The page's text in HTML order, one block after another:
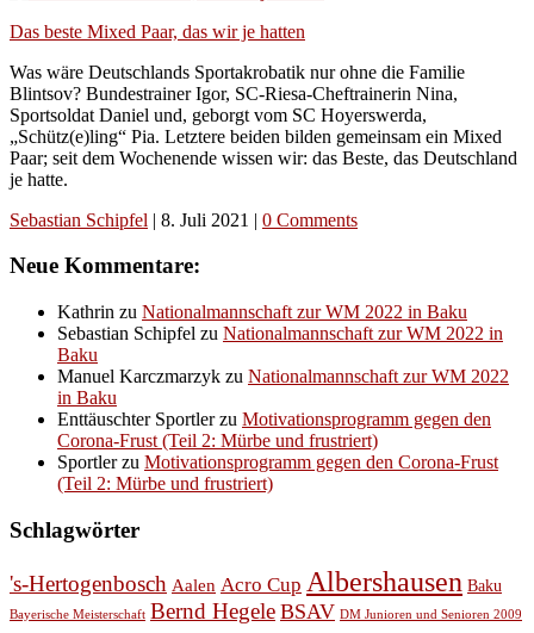
Das beste Mixed Paar, das wir je hatten
Was wäre Deutschlands Sportakrobatik nur ohne die Familie
Blintsov? Bundestrainer Igor, SC-Riesa-Cheftrainerin Nina,
Sportsoldat Daniel und, geborgt vom SC Hoyerswerda,
„Schütz(e)ling“ Pia. Letztere beiden bilden gemeinsam ein Mixed
Paar; seit dem Wochenende wissen wir: das Beste, das Deutschland
je hatte.
Sebastian Schipfel | 8. Juli 2021 | 0 Comments
Neue Kommentare:
Kathrin zu Nationalmannschaft zur WM 2022 in Baku
Sebastian Schipfel zu Nationalmannschaft zur WM 2022 in
Baku
Manuel Karczmarzyk zu Nationalmannschaft zur WM 2022
in Baku
Enttäuschter Sportlerzu Motivationsprogramm gegen den
Corona-Frust (Teil 2: Mürbe und frustriert)
Sportlerzu Motivationsprogramm gegen den Corona-Frust
(Teil 2: Mürbe und frustriert)
Schlagwörter
's-Hertogenbosch Aalen Acro Cup Albershausen Baku
Bayerische Meisterschaft Bernd Hegele BSAV DM Junioren und Senioren 2009